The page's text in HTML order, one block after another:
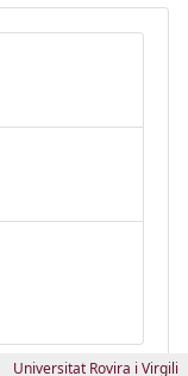
Universitat Rovira i Virgili